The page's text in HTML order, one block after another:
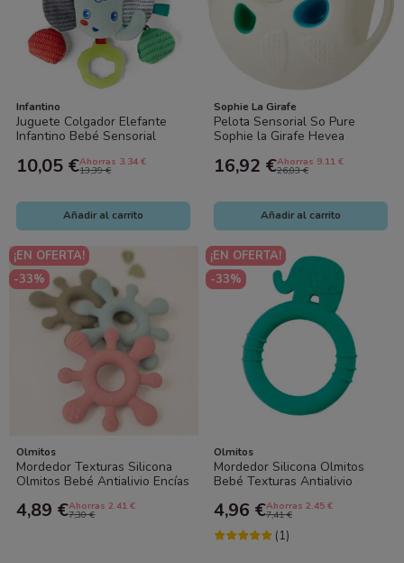
Infantino
Juguete Colgador Elefante
Infantino Bebé Sensorial
10,05 €Ahorras 3.34 €
13,39 €
Añadir al carrito
Sophie La Girafe
Pelota Sensorial So Pure
Sophie la Girafe Hevea
16,92 €Ahorras 9.11 €
26,03 €
Añadir al carrito
¡EN OFERTA!
-33%
Olmitos
Mordedor Texturas Silicona
Olmitos Bebé Antialivio Encías
4,89 €Ahorras 2.41 €
7,30 €
¡EN OFERTA!
-33%
Olmitos
Mordedor Silicona Olmitos
Bebé Texturas Antialivio
4,96 €Ahorras 2.45 €
7,41 €
(1)